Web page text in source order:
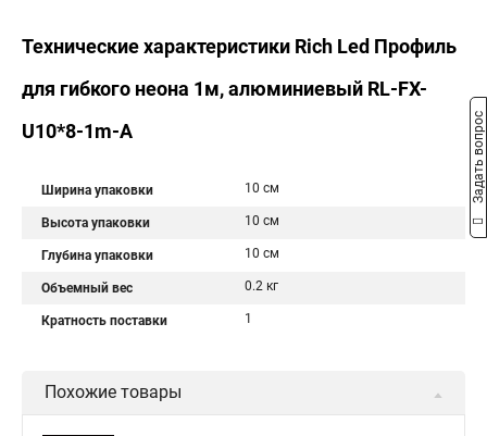
Технические характеристики Rich Led Профиль
для гибкого неона 1м, алюминиевый RL-FX-
U10*8-1m-A
Ширина упаковки 10 см
Высота упаковки 10 см
Глубина упаковки 10 см
Объемный вес 0.2 кг
Кратность поставки 1
Похожие товары
Задать вопрос